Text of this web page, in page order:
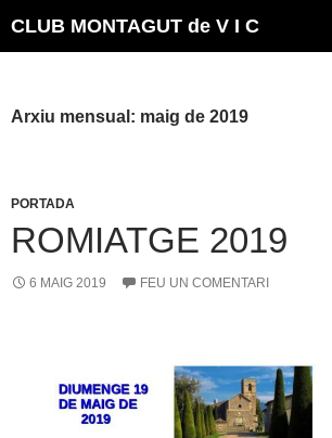
CLUB MONTAGUT de V I C
Arxiu mensual: maig de 2019
PORTADA
ROMIATGE 2019
6 MAIG 2019 FEU UN COMENTARI